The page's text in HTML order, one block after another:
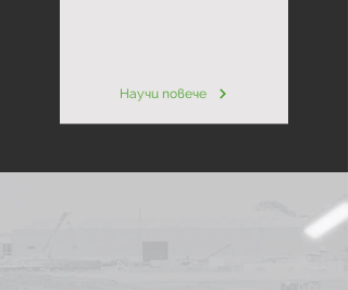
Научи повече